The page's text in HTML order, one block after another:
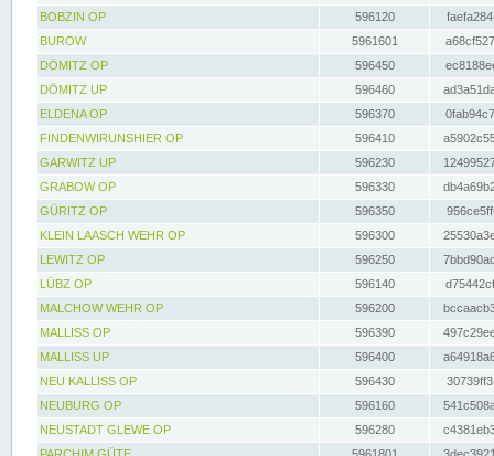
BOBZIN OP
596120
BUROW
5961601
DÖMITZ OP
596450
DÖMITZ UP
596460
ELDENA OP
596370
FINDENWIRUNSHIER OP
596410
GARWITZ UP
596230
GRABOW OP
596330
GÜRITZ OP
596350
KLEIN LAASCH WEHR OP
596300
LEWITZ OP
596250
LÜBZ OP
596140
MALCHOW WEHR OP
596200
MALLISS OP
596390
MALLISS UP
596400
NEU KALLISS OP
596430
NEUBURG OP
596160
NEUSTADT GLEWE OP
596280